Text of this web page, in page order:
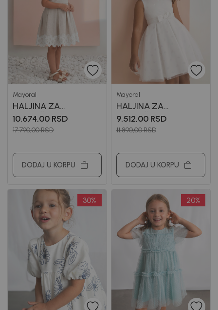
Mayoral
HALJINA ZA
DEVOJČICE MAYORAL
10.674,00 RSD
17.790,00RSD
DODAJ U KORPU
Mayoral
HALJINA ZA
DEVOJČICE MAYORAL
9.512,00 RSD
11.890,00RSD
DODAJ U KORPU
30% 20%